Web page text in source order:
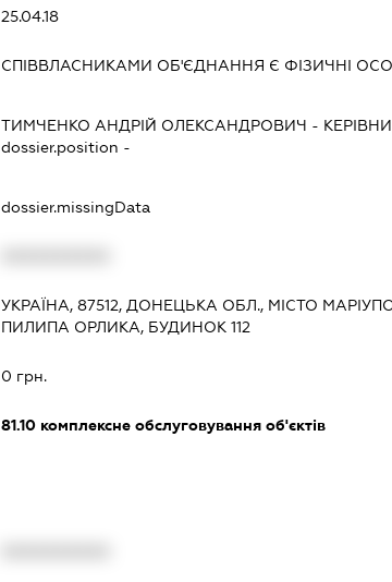
25.04.18
СПІВВЛАСНИКАМИ ОБ'ЄДНАННЯ Є ФІЗИЧНІ
ТИМЧЕНКО АНДРІЙ ОЛЕКСАНДРОВИЧ -
dossier.position -
dossier.missingData
УКРАЇНА, 87512, ДОНЕЦЬКА ОБЛ., МІСТО
ПИЛИПА ОРЛИКА, БУДИНОК 112
0 грн.
81.10 комплексне обслуговування об'єктів